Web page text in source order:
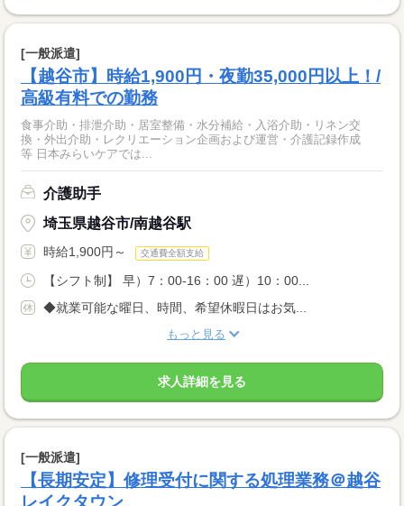
[一般派遣]
【越谷市】時給1,900円・夜勤35,000円以上！/
高級有料での勤務
食事介助・排泄介助・居室整備・水分補給・入浴介助・リネン交
換・外出介助・レクリエーション企画および運営・介護記録作成
等 日本みらいケアでは...
介護助手
埼玉県越谷市/南越谷駅
時給1,900円～ 交通費全額支給
【シフト制】 早）7：00-16：00 遅）10：00...
◆就業可能な曜日、時間、希望休暇日はお気...
もっと見る
求人詳細を見る
[一般派遣]
【長期安定】修理受付に関する処理業務＠越谷
レイクタウン